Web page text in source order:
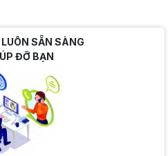
SẴN SÀNG
ĐỠ BẠN